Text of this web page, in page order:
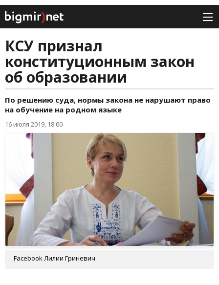
КСУ признал
конституционным закон
об образовании
По решению суда, нормы закона не нарушают право
на обучение на родном языке
16 июля 2019, 18:00
Facebook Лилии Гриневич